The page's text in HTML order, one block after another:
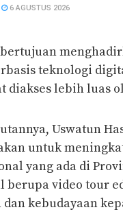
6 AGUSTUS 2026
teknologi
diakses lebih luas
Uswatun
untuk
yang ada di
berupa video tour
kebudayaan